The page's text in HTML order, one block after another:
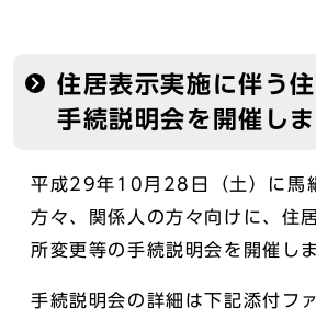
住居表示実施に伴う
手続説明会を開催しま
平成29年10月28日（土）に馬
方々、関係人の方々向けに、住
所変更等の手続説明会を開催し
手続説明会の詳細は下記添付フ